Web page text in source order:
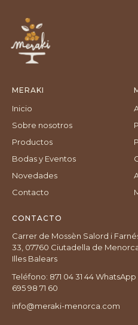
MERAKI
Inicio
Sobre nosotros
Productos
Bodas y Eventos
Novedades
Contacto
CONTACTO
Carrer de Mossèn Salord i
33, 07760 Ciutadella de
Illes Balears
Teléfono: 871 04 31 44 WhatsApp
695 98 71 60
info@meraki-menorca.com